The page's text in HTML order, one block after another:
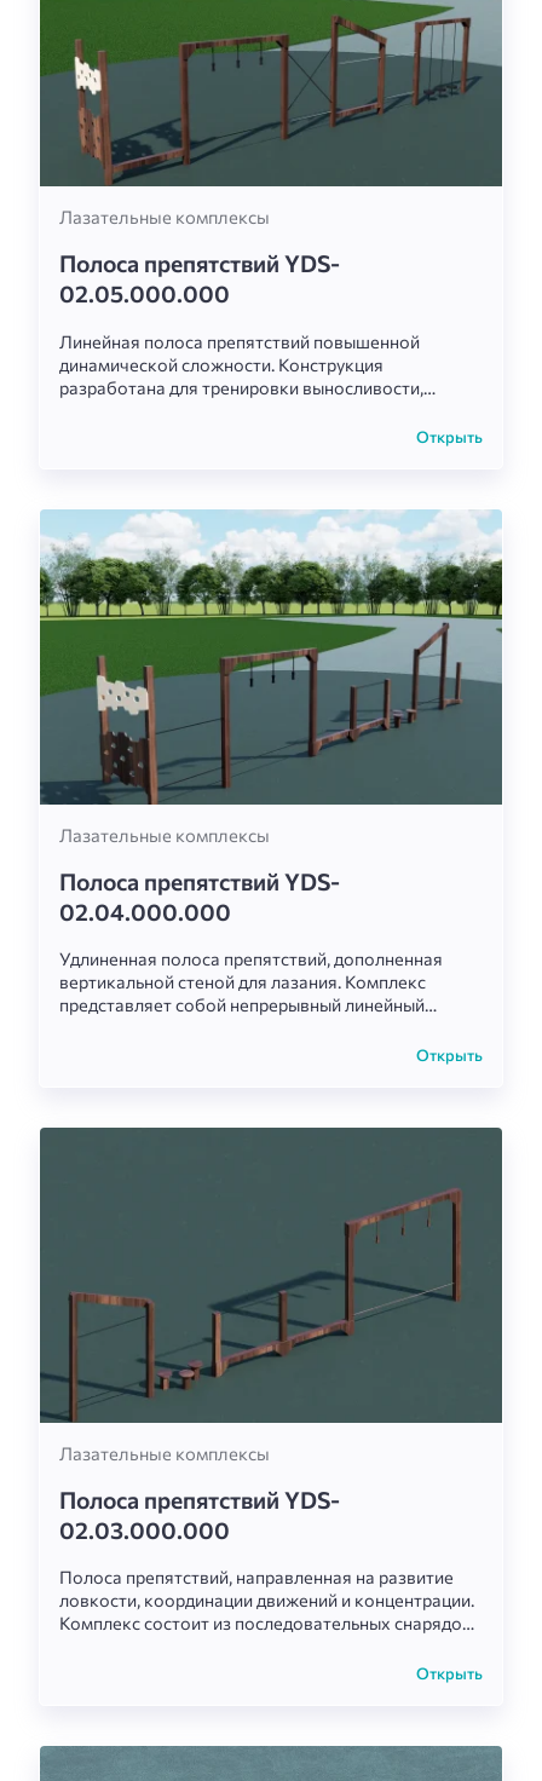
Лазательные комплексы
Полоса препятствий YDS-
02.05.000.000
Линейная полоса препятствий повышенной
динамической сложности. Конструкция
разработана для тренировки выносливости,
Открыть
Лазательные комплексы
Полоса препятствий YDS-
02.04.000.000
Удлиненная полоса препятствий, дополненная
вертикальной стеной для лазания. Комплекс
представляет собой непрерывный линейный
выносливость, гибкость, цепкость и баланс.Открыть
Лазательные комплексы
Полоса препятствий YDS-
02.03.000.000
Полоса препятствий, направленная на развитие
ловкости, координации движений и концентрации.
Комплекс состоит из последовательных снарядов
Открыть